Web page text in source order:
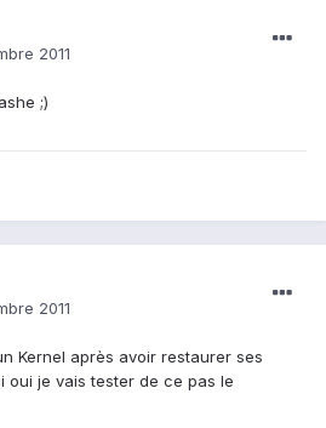
2011
;)
2011
Kernel après avoir restaurer ses
oui je vais tester de ce pas le